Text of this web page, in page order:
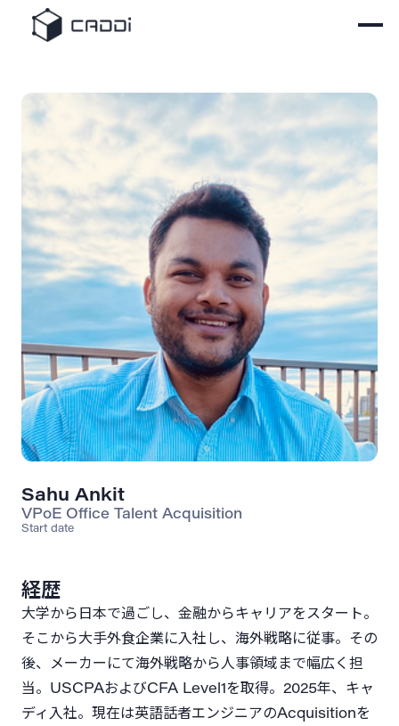
Sahu Ankit
VPoE Office Talent Acquisition
Start date
経歴
大学から日本で過ごし、金融からキャリアをスタート。
そこから大手外食企業に入社し、海外戦略に従事。その
後、メーカーにて海外戦略から人事領域まで幅広く担
当。USCPAおよびCFA Level1を取得。2025年、キャ
ディ入社。現在は英語話者エンジニアのAcquisitionを